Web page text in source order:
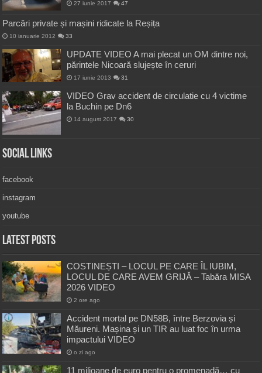
27 iunie 2017 47
Parcări private și mașini ridicate la Reșița
10 ianuarie 2012 33
UPDATE VIDEO A mai plecat un OM dintre noi,
părintele Nicoară slujește în ceruri
17 iunie 2013 31
VIDEO Grav accident de circulatie cu 4 victime
la Buchin pe Dn6
14 august 2017 30
Social Links
facebook
instagram
youtube
Latest Posts
COSTINEȘTI – LOCUL PE CARE ÎL IUBIM,
LOCUL DE CARE AVEM GRIJĂ – Tabăra MISA
2026 VIDEO
2 ore ago
Accident mortal pe DN58B, între Berzovia și
Măureni. Mașina și un TIR au luat foc în urma
impactului VIDEO
o zi ago
11 milioane de euro pentru o promenadă… cu